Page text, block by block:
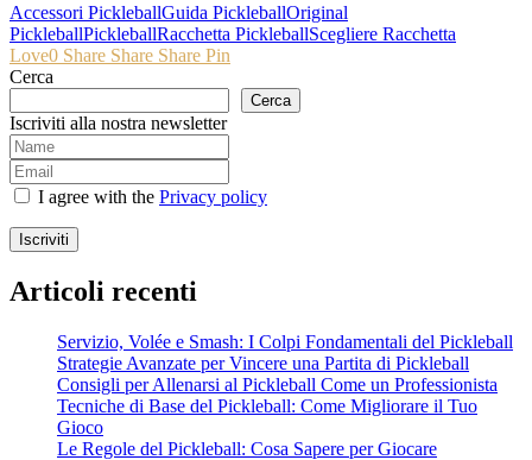
Accessori PickleballGuida PickleballOriginal
PickleballPickleballRacchetta PickleballScegliere Racchetta
Love0 Share Share Share Pin
Cerca
Cerca
Iscriviti alla nostra newsletter
I agree with the Privacy policy
Iscriviti
Articoli recenti
Servizio, Volée e Smash: I Colpi Fondamentali del Pickleball
Strategie Avanzate per Vincere una Partita di Pickleball
Consigli per Allenarsi al Pickleball Come un Professionista
Tecniche di Base del Pickleball: Come Migliorare il Tuo
Gioco
Le Regole del Pickleball: Cosa Sapere per Giocare